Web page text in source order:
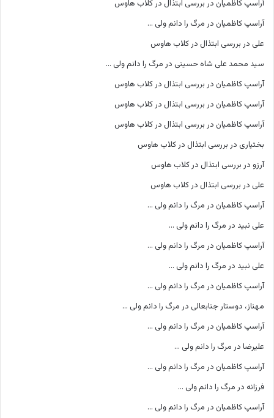
آراسپ کاظمیان در بررسی ابتذال در کلاب هاوس
آراسپ کاظمیان در مرگ را دانم ولی …
علی در بررسی ابتذال در کلاب هاوس
سید محمد علی شاه حسینی در مرگ را دانم ولی …
آراسپ کاظمیان در بررسی ابتذال در کلاب هاوس
آراسپ کاظمیان در بررسی ابتذال در کلاب هاوس
آراسپ کاظمیان در بررسی ابتذال در کلاب هاوس
بختیاری در بررسی ابتذال در کلاب هاوس
آرزو در بررسی ابتذال در کلاب هاوس
علی در بررسی ابتذال در کلاب هاوس
آراسپ کاظمیان در مرگ را دانم ولی …
علی نبید در مرگ را دانم ولی …
آراسپ کاظمیان در مرگ را دانم ولی …
علی نبید در مرگ را دانم ولی …
آراسپ کاظمیان در مرگ را دانم ولی …
مهناز، دوستار جنابعالی در مرگ را دانم ولی …
آراسپ کاظمیان در مرگ را دانم ولی …
علیرضا در مرگ را دانم ولی …
آراسپ کاظمیان در مرگ را دانم ولی …
فرزانه در مرگ را دانم ولی …
آراسپ کاظمیان در مرگ را دانم ولی …